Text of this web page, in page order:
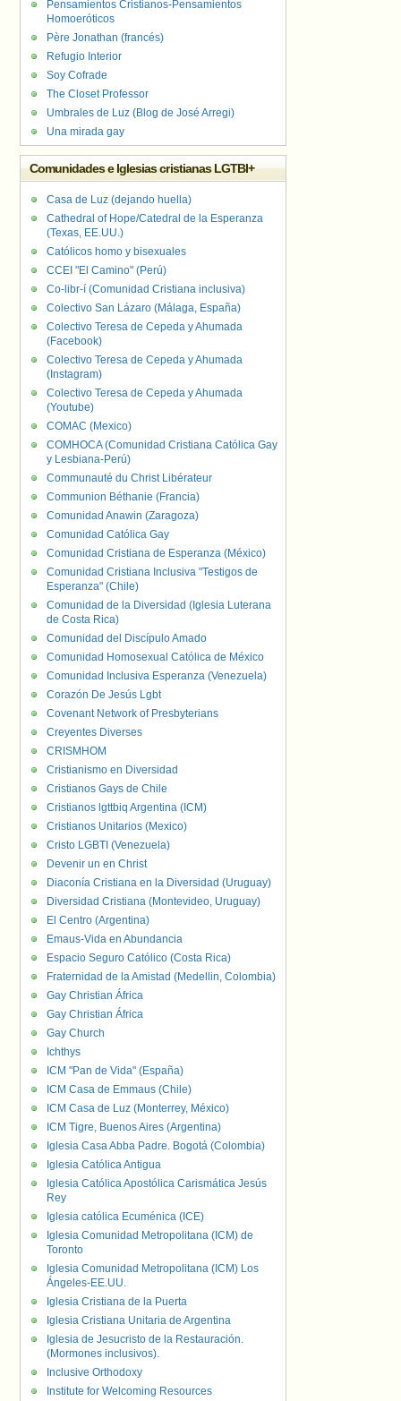
Pensamientos Cristianos-Pensamientos
Homoeróticos
Père Jonathan (francés)
Refugio Interior
Soy Cofrade
The Closet Professor
Umbrales de Luz (Blog de José Arregi)
Una mirada gay
Comunidades e Iglesias cristianas LGTBI+
Casa de Luz (dejando huella)
Cathedral of Hope/Catedral de la Esperanza
(Texas, EE.UU.)
Católicos homo y bisexuales
CCEI "El Camino" (Perú)
Co-libr-í (Comunidad Cristiana inclusiva)
Colectivo San Lázaro (Málaga, España)
Colectivo Teresa de Cepeda y Ahumada
(Facebook)
Colectivo Teresa de Cepeda y Ahumada
(Instagram)
Colectivo Teresa de Cepeda y Ahumada
(Youtube)
COMAC (Mexico)
COMHOCA (Comunidad Cristiana Católica Gay
y Lesbiana-Perú)
Communauté du Christ Libérateur
Communion Béthanie (Francia)
Comunidad Anawin (Zaragoza)
Comunidad Católica Gay
Comunidad Cristiana de Esperanza (México)
Comunidad Cristiana Inclusiva "Testigos de
Esperanza" (Chile)
Comunidad de la Diversidad (Iglesia Luterana
de Costa Rica)
Comunidad del Discípulo Amado
Comunidad Homosexual Católica de México
Comunidad Inclusiva Esperanza (Venezuela)
Corazón De Jesús Lgbt
Covenant Network of Presbyterians
Creyentes Diverses
CRISMHOM
Cristianismo en Diversidad
Cristianos Gays de Chile
Cristianos lgttbiq Argentina (ICM)
Cristianos Unitarios (Mexico)
Cristo LGBTI (Venezuela)
Devenir un en Christ
Diaconía Cristiana en la Diversidad (Uruguay)
Diversidad Cristiana (Montevideo, Uruguay)
El Centro (Argentina)
Emaus-Vida en Abundancia
Espacio Seguro Católico (Costa Rica)
Fraternidad de la Amistad (Medellin, Colombia)
Gay Christian África
Gay Christian África
Gay Church
Ichthys
ICM "Pan de Vida" (España)
ICM Casa de Emmaus (Chile)
ICM Casa de Luz (Monterrey, México)
ICM Tigre, Buenos Aires (Argentina)
Iglesia Casa Abba Padre. Bogotá (Colombia)
Iglesia Católica Antigua
Iglesia Católica Apostólica Carismática Jesús
Rey
Iglesia católica Ecuménica (ICE)
Iglesia Comunidad Metropolitana (ICM) de
Toronto
Iglesia Comunidad Metropolitana (ICM) Los
Ángeles-EE.UU.
Iglesia Cristiana de la Puerta
Iglesia Cristiana Unitaria de Argentina
Iglesia de Jesucristo de la Restauración.
(Mormones inclusivos).
Inclusive Orthodoxy
Institute for Welcoming Resources